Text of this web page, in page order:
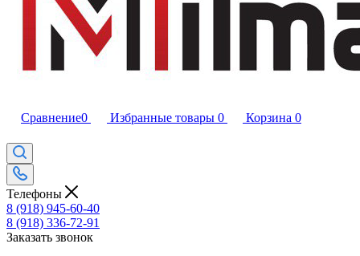
Сравнение0 Избранные товары 0 Корзина 0
Телефоны
8 (918) 945-60-40
8 (918) 336-72-91
Заказать звонок